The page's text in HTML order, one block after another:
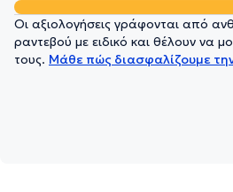
Οι αξιολογήσεις γράφονται από
ραντεβού με ειδικό και θέλουν να
τους. Μάθε πώς διασφαλίζουμε